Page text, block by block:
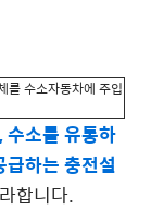
를 수소자동차에 주입
수소를 유통하
하는 충전설
합니다.